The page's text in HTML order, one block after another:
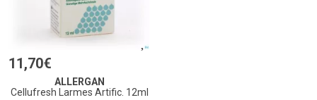
11 ,70€
ALLERGAN
Cellufresh Larmes Artific. 12ml